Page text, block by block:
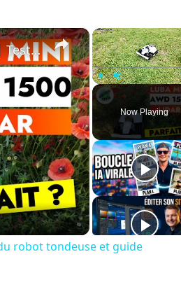
Play
Now Playing
×
Mammotion Luba Mini AWD1500 Lidar | Test et avis du robot tondeuse et guide d'installation
robot tondeuse et guide